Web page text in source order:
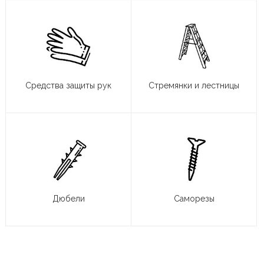
Средства защиты рук Стремянки и лестницы
Дюбели Саморезы